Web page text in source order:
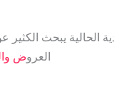
الحالية يبحث
العروض